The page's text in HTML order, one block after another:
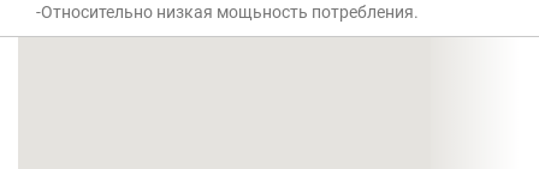
-Относительно низкая мощьность потребления.